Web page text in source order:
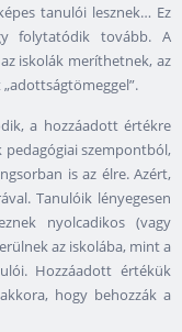
tanulói lesznek… Ez
folytatódik tovább. A
iskolák meríthetnek, az
a hozzáadott értékre
szempontból,
is az élre. Azért,
Tanulóik lényegesen
nyolcadikos (vagy
az iskolába, mint a
Hozzáadott értékük
hogy behozzák a